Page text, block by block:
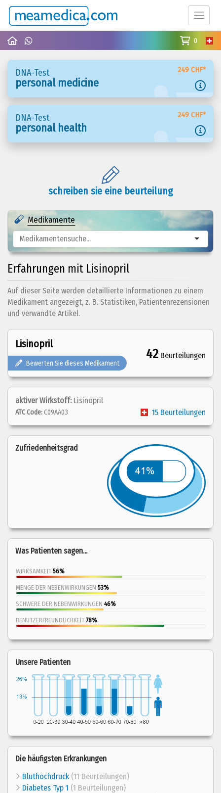
0
DNA-Test 249 CHF*
personal medicine
DNA-Test 249 CHF*
personal health
schreiben sie eine beurteilung
Medikamente
Erfahrungen mit Lisinopril
Auf dieser Seite werden detaillierte Informationen zu einem
Medikament angezeigt, z. B. Statistiken, Patientenrezensionen
und verwandte Artikel.
Lisinopril
42 Beurteilungen
Bewerten Sie dieses Medikament
aktiver Wirkstoff: Lisinopril
15 Beurteilungen
ATC Code:C09AA03
Zufriedenheitsgrad
Was Patienten sagen...
WIRKSAMKEIT56%
MENGE DER NEBENWIRKUNGEN 53%
SCHWERE DER NEBENWIRKUNGEN 46%
BENUTZERFREUNDLICHKEIT78%
Unsere Patienten
Die häufigsten Erkrankungen
Bluthochdruck (11 Beurteilungen)
Diabetes Typ 1 (1 Beurteilungen)